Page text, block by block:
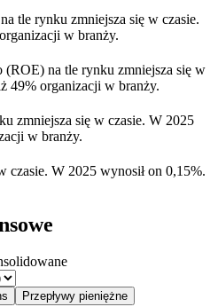
tle rynku zmniejsza się w czasie.
w branży.
(ROE) na tle rynku zmniejsza się w
49% organizacji w branży.
zmniejsza się w czasie. W 2025
w branży.
czasie. W 2025 wynosił on 0,15%.
Przepływy pieniężne